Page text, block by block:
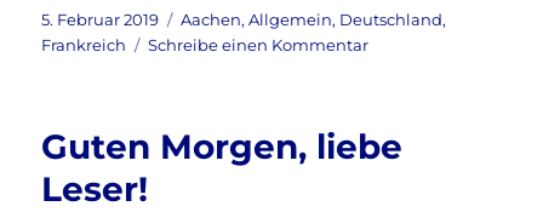
c
e
o
o
it
te
ai
l
le
n
Veröffentlicht
am
5. Februar 2019 Kategorien
Aachen,Allgemein, Deutschland,
Frankreich
Schreibe einen Kommentarzu
Aachen
Guten Morgen, liebe
Leser!